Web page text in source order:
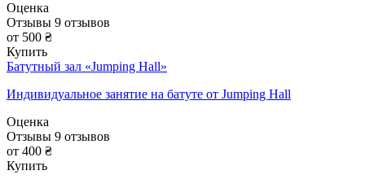
Оценка
Отзывы 9 отзывов
от 500 ₴
Купить
Батутный зал «Jumping Hall»
Индивидуальное занятие на батуте от Jumping Hall
Оценка
Отзывы 9 отзывов
от 400 ₴
Купить